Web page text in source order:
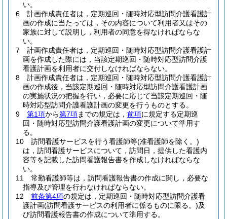
い。
6
計画作成責任者は，定期巡回・随時対応型訪問介護看護計
画の作成に当たっては，その内容について利用者又はその
家族に対して説明し，利用者の同意を得なければならな
い。
7
計画作成責任者は，定期巡回・随時対応型訪問介護看護計
画を作成した際には，当該定期巡回・随時対応型訪問介護
看護計画を利用者に交付しなければならない。
8
計画作成責任者は，定期巡回・随時対応型訪問介護看護計
画の作成後，当該定期巡回・随時対応型訪問介護看護計画
の実施状況の把握を行い，必要に応じて当該定期巡回・随
時対応型訪問介護看護計画の変更を行うものとする。
9
第1項から第7項までの規定は， 前項に規定する定期巡
回・随時対応型訪問介護看護計画の変更について準用す
る。
10
訪問看護サービスを行う看護師等(准看護師を除く。)
は，訪問看護サービスについて，訪問日，提供した看護内
容等を記載した訪問看護報告書を作成しなければならな
い。
11
常勤看護師等は，訪問看護報告書の作成に関し，必要な
指導及び管理を行わなければならない。
12
前条第4項の規定は，定期巡回・随時対応型訪問介護看
護計画(訪問看護サービスの利用者に係るものに限る。)及
び訪問看護報告書の作成について準用する。